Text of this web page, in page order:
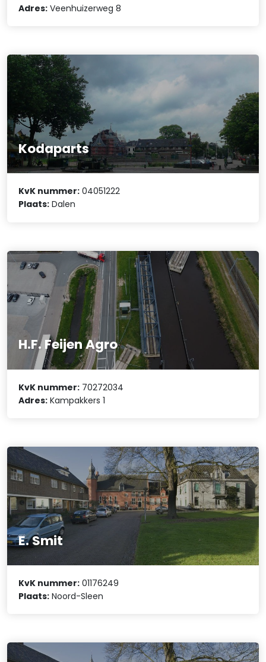
Adres: Veenhuizerweg 8
Kodaparts
KvK nummer: 04051222
Plaats: Dalen
H.F. Feijen Agro
KvK nummer: 70272034
Adres: Kampakkers 1
E. Smit
KvK nummer: 01176249
Plaats: Noord-Sleen